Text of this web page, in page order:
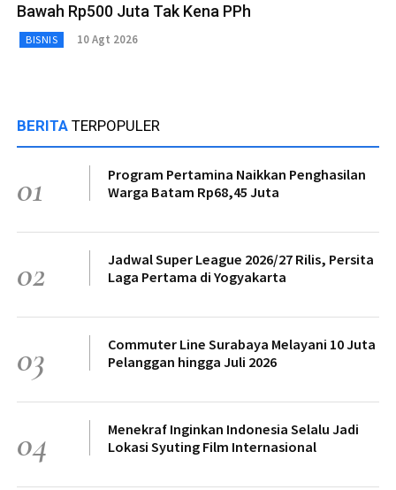
Bawah Rp500 Juta Tak Kena PPh
BISNIS 10 Agt 2026
BERITA TERPOPULER
01
Program Pertamina Naikkan Penghasilan
Warga Batam Rp68,45 Juta
02
Jadwal Super League 2026/27 Rilis, Persita
Laga Pertama di Yogyakarta
03
Commuter Line Surabaya Melayani 10 Juta
Pelanggan hingga Juli 2026
04
Menekraf Inginkan Indonesia Selalu Jadi
Lokasi Syuting Film Internasional